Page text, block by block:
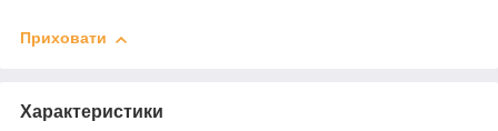
Приховати
Характеристики